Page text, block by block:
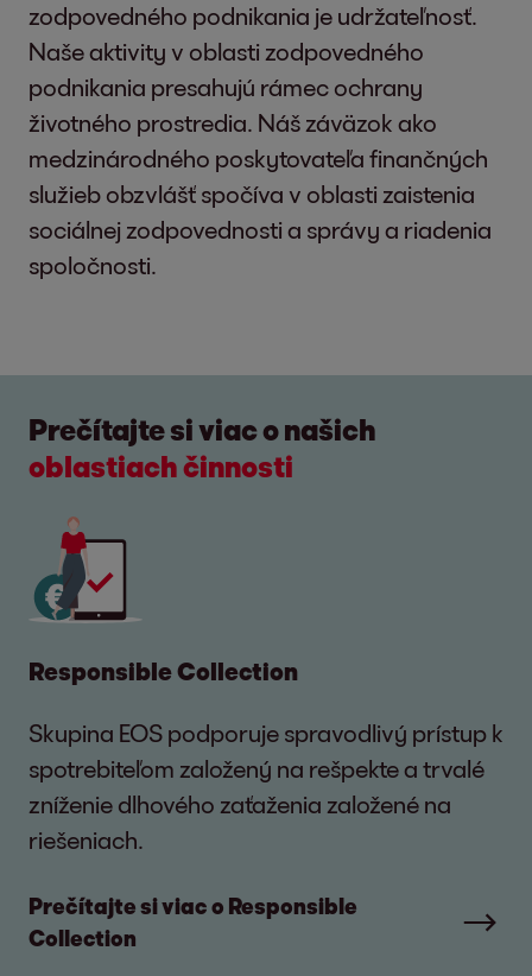
zodpovedného podnikania je udržateľnosť.
Naše aktivity v oblasti zodpovedného
podnikania presahujú rámec ochrany
životného prostredia. Náš záväzok ako
medzinárodného poskytovateľa finančných
služieb obzvlášť spočíva v oblasti zaistenia
sociálnej zodpovednosti a správy a riadenia
spoločnosti.
Prečítajte si viac o našich
oblastiach činnosti
Responsible Collection
Skupina EOS podporuje spravodlivý prístup k
spotrebiteľom založený na rešpekte a trvalé
zníženie dlhového zaťaženia založené na
riešeniach.
Prečítajte si viac o Responsible
Collection